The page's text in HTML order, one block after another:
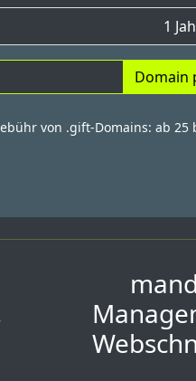
1
Domain
von .gift-Domains: ab 25